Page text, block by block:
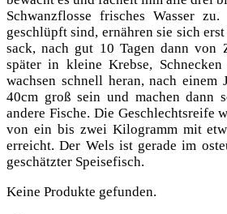
Schwanz­flos­se fri­sches Was­ser
geschlüpft sind, ernäh­ren sie sich
sack, nach gut 10 Tagen dann von
spä­ter in klei­ne Kreb­se,
wach­sen schnell her­an, nach einem
40cm groß sein und machen dann
ande­re Fische. Die Geschlechts­rei­fe
von ein bis zwei Kilo­gramm mit
erreicht. Der Wels ist gera­de im
geschätz­ter Speisefisch.
Kei­ne Pro­duk­te gefunden.